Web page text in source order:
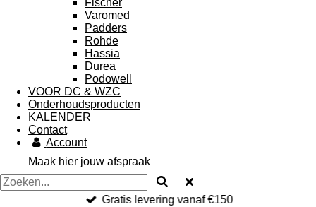
Fischer
Varomed
Padders
Rohde
Hassia
Durea
Podowell
VOOR DC & WZC
Onderhoudsproducten
KALENDER
Contact
Account
Maak hier jouw afspraak
Gratis levering vanaf €150